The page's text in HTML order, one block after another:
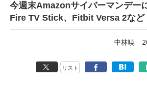
今週末Amazonサイバーマンデー
Fire TV Stick、Fitbit Versa 2など
中林暁
リスト